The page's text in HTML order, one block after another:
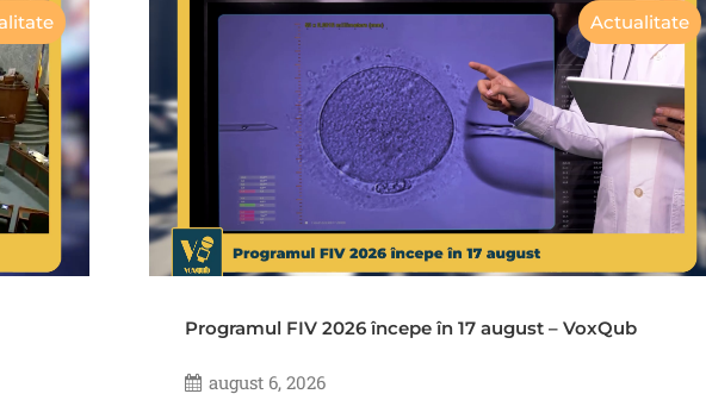
Actualitate
Programul FIV 2026 începe în 17 august – VoxQub
august 6, 2026